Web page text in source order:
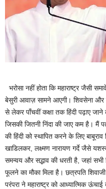
भरोसा नहीं होता कि महाराष्ट्र जैसी
बेसुरी आवाज़ सामने आएगी। शिवसेना और
से लेकर पाँचवीं कक्षा तक हिंदी पढ़ाए जाने
जिसकी जितनी निंदा की जाए कम है। मैं
की हिंदी को स्थापित करने के लिए
खाडिलकर, लक्ष्मण नारायण गर्दे जैसे
समन्वय और सद्भाव की धरती है, जहां
फूलने का मौका मिला है। छत्रपति
परंपरा ने महाराष्ट्र को आध्यात्मिक